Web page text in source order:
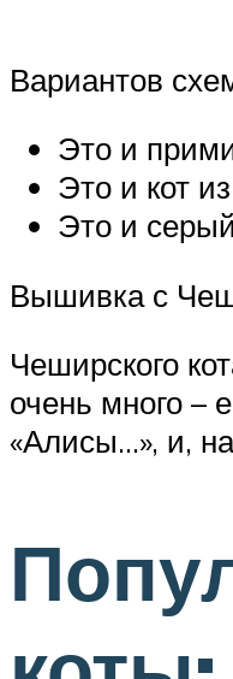
Вариантов
Это и
Это и кот
Это и
Вышивка с
Чеширского
очень много –
«Алисы…», и,